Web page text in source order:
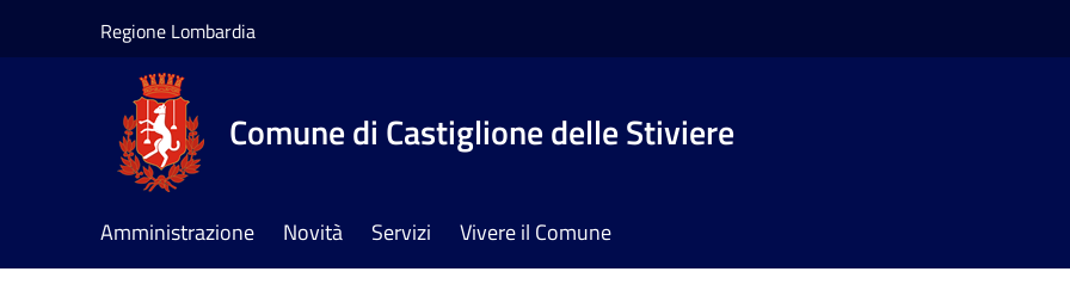
Regione Lombardia
Comune di Castiglione delle Stiviere
Amministrazione Novità Servizi Vivere il Comune